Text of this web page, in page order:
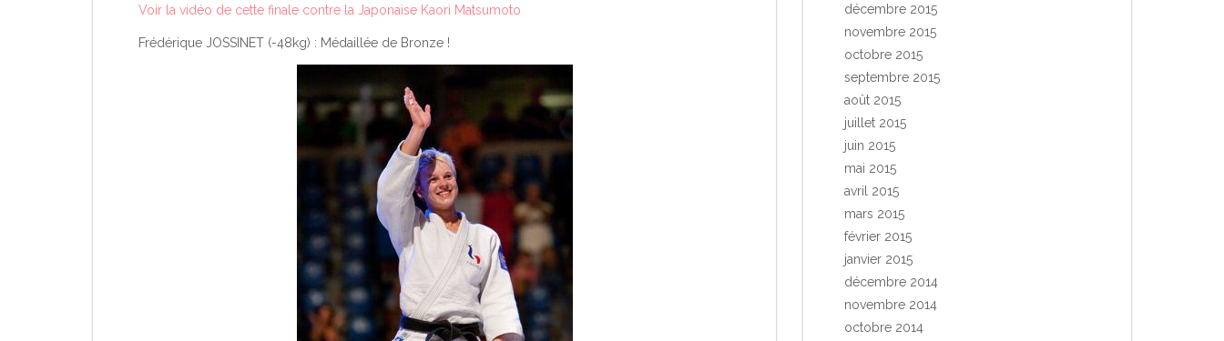
Voir la vidéo de cette finale contre la Japonaise Kaori Matsumoto
Frédérique JOSSINET (-48kg) : Médaillée de Bronze !
décembre 2015
novembre 2015
octobre 2015
septembre 2015
août 2015
juillet 2015
juin 2015
mai 2015
avril 2015
mars 2015
février 2015
janvier 2015
décembre 2014
novembre 2014
octobre 2014